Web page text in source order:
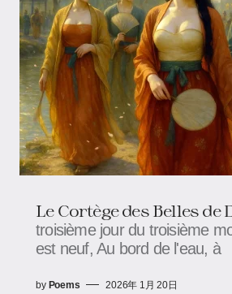
Le Cortège des Belles de
troisième jour du troisième
est neuf, Au bord de l'eau, à
by Poems 2026年 1月 20日